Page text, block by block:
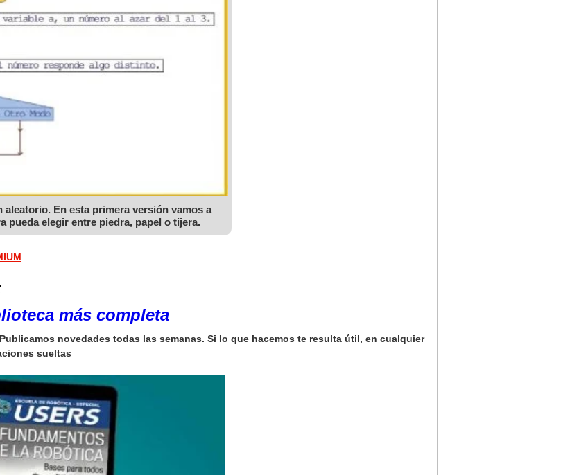
En esta primera versión vamos a
pueda elegir entre piedra, papel o tijera.
más completa
novedades todas las semanas. Si lo que hacemos te resulta útil, en cualquier
sueltas